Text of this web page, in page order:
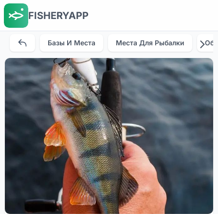
FISHERYAPP
Базы И Места Места Для Рыбалки